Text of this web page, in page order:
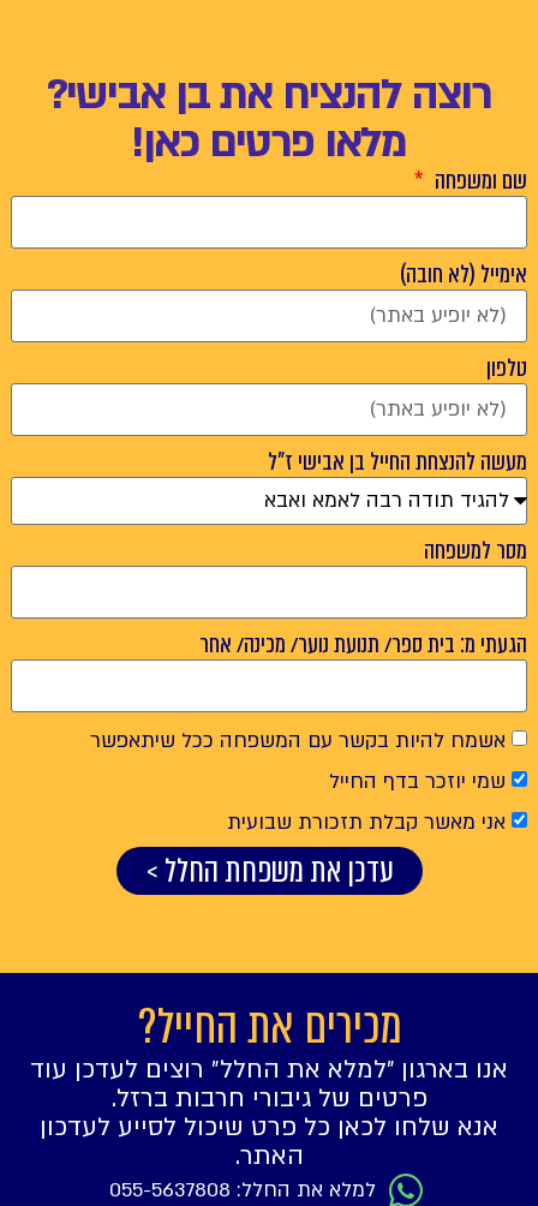
רוצה להנציח את בן אבישי?
מלאו פרטים כאן!
שם ומשפחה
אימייל (לא חובה)
טלפון
מעשה להנצחת החייל בן אבישי ז"ל
מסר למשפחה
הגעתי מ: בית ספר/ תנועת נוער/ מכינה/ אחר
אשמח להיות בקשר עם המשפחה ככל שיתאפשר
שמי יוזכר בדף החייל
אני מאשר קבלת תזכורת שבועית
עדכן את משפחת החלל >
מכירים את החייל?
אנו בארגון ״למלא את החלל״ רוצים לעדכן עוד
פרטים של גיבורי חרבות ברזל.
אנא שלחו לכאן כל פרט שיכול לסייע לעדכון
האתר.
למלא את החלל: 055-5637808